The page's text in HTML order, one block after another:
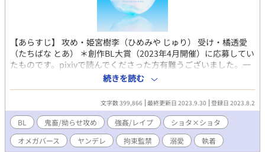
【あらすじ】 攻め・姫宮樹李（ひめみや じゅり） 受け・橘透愛
（たちばな とあ） ＊創作BL大賞（2023年4月開催）に応募してい
たものです。pixivで読んでくださった方有難うございました。一
言感想、長文感想どちらも嬉しいです✨ 橘同担拒否の拗らせ陰キ
ャα（人気者の耽美系美青年）×姫宮に人生狂わされた陽キャ
Ω（見た目派手なカッコ可愛い系イケメン） 「君を、あの夏に閉
じ込められたらよかったのに……」 大学1年生の橘透愛は、大学
入学を機に髪を明るく染め、Ωであることをひた隠しにしながら
生活していた。 なにしろ透愛の「番」かつ「夫」であるαは、同
じ大学に通っているαの青年、姫宮樹李だったからだ。 大手会社
続きを読む
文字数 399,866 最終更新日 2023.9.30 登録日 2023.8.2
BL 鬼畜/拗らせ攻め 強姦/レイプ
ショタ×ショタ
オメガバース
ヤンデレ 拘束監禁 溺愛 執着